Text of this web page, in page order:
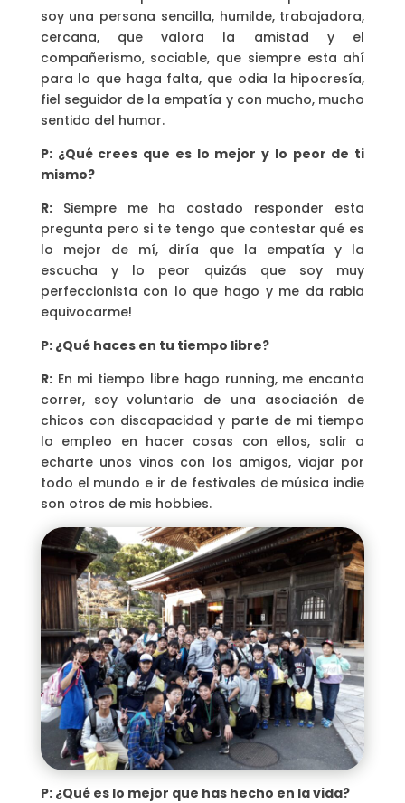
soy una persona sencilla, humilde, trabajadora,
cercana, que valora la amistad y el
compañerismo, sociable, que siempre esta ahí
para lo que haga falta, que odia la hipocresía,
fiel seguidor de la empatía y con mucho, mucho
sentido del humor.
P: ¿Qué crees que es lo mejor y lo peor de ti
mismo?
R:Siempre me ha costado responder esta
pregunta pero si te tengo que contestar qué es
lo mejor de mí, diría que la empatía y la
escucha y lo peor quizás que soy muy
perfeccionista con lo que hago y me da rabia
equivocarme!
P: ¿Qué haces en tu tiempo libre?
R:En mi tiempo libre hago running, me encanta
correr, soy voluntario de una asociación de
chicos con discapacidad y parte de mi tiempo
lo empleo en hacer cosas con ellos, salir a
echarte unos vinos con los amigos, viajar por
todo el mundo e ir de festivales de música indie
son otros de mis hobbies.
P: ¿Qué es lo mejor que has hecho en la vida?